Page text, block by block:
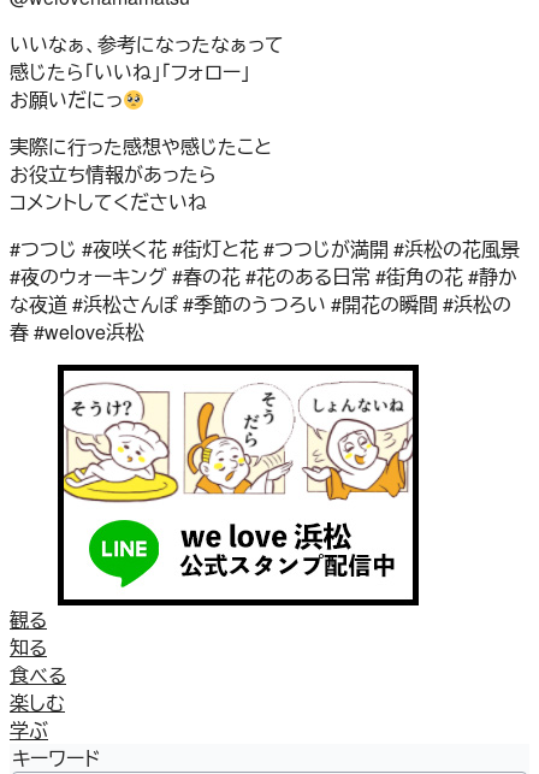
いいなぁ、参考になったなぁって
感じたら「いいね」「フォロー」
お願いだにっ
実際に行った感想や感じたこと
お役立ち情報があったら
コメントしてくださいね
#つつじ #夜咲く花 #街灯と花 #つつじが満開 #浜松の花風景
#夜のウォーキング #春の花 #花のある日常 #街角の花 #静か
な夜道 #浜松さんぽ #季節のうつろい #開花の瞬間 #浜松の
春 #welove浜松
観る
知る
食べる
楽しむ
学ぶ
キーワード